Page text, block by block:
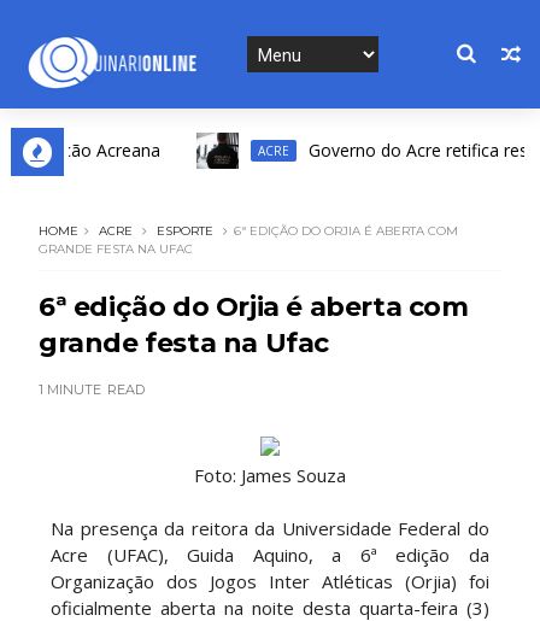
Acreana ACRE Governo do Acre retifica
HOME ACRE ESPORTE
6ª EDIÇÃO DO ORJIA É ABERTA COM
GRANDE FESTA NA UFAC
6ª edição do Orjia é aberta com
grande festa na Ufac
1 MINUTE READ
Foto: James Souza
Na presença da reitora da Universidade Federal do
Acre (UFAC), Guida Aquino, a 6ª edição da
Organização dos Jogos Inter Atléticas (Orjia) foi
oficialmente aberta na noite desta quarta-feira (3)